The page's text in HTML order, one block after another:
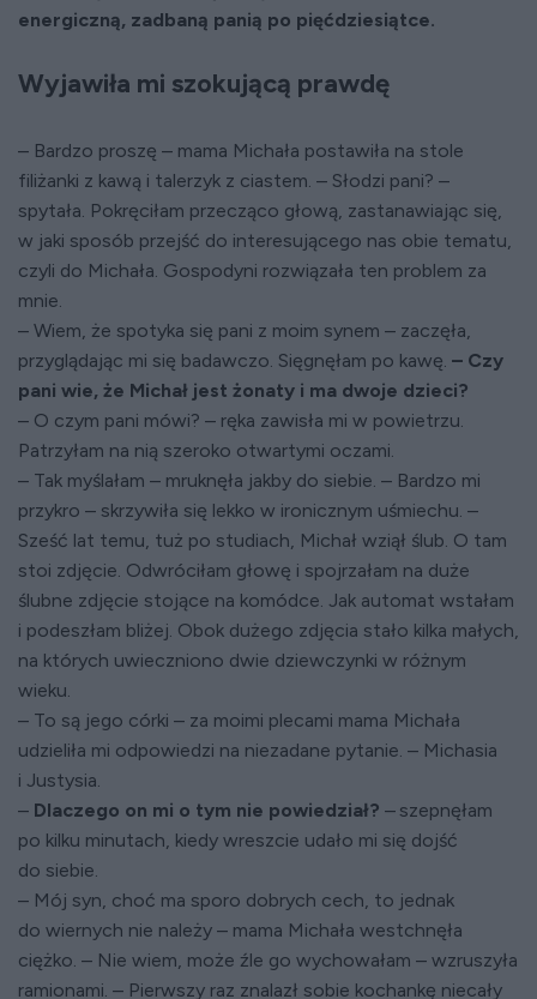
energiczną, zadbaną panią po pięćdziesiątce.
Wyjawiła mi szokującą prawdę
– Bardzo proszę – mama Michała postawiła na stole
filiżanki z kawą i talerzyk z ciastem. – Słodzi pani? –
spytała. Pokręciłam przecząco głową, zastanawiając się,
w jaki sposób przejść do interesującego nas obie tematu,
czyli do Michała. Gospodyni rozwiązała ten problem za
mnie.
– Wiem, że spotyka się pani z moim synem – zaczęła,
przyglądając mi się badawczo. Sięgnęłam po kawę. – Czy
pani wie, że Michał jest żonaty i ma dwoje dzieci?
– O czym pani mówi? – ręka zawisła mi w powietrzu.
Patrzyłam na nią szeroko otwartymi oczami.
– Tak myślałam – mruknęła jakby do siebie. – Bardzo mi
przykro – skrzywiła się lekko w ironicznym uśmiechu. –
Sześć lat temu, tuż po studiach, Michał wziął ślub. O tam
stoi zdjęcie. Odwróciłam głowę i spojrzałam na duże
ślubne zdjęcie stojące na komódce. Jak automat wstałam
i podeszłam bliżej. Obok dużego zdjęcia stało kilka małych,
na których uwieczniono dwie dziewczynki w różnym
wieku.
– To są jego córki – za moimi plecami mama Michała
udzieliła mi odpowiedzi na niezadane pytanie. – Michasia
i Justysia.
– Dlaczego on mi o tym nie powiedział? – szepnęłam
po kilku minutach, kiedy wreszcie udało mi się dojść
do siebie.
– Mój syn, choć ma sporo dobrych cech, to jednak
do wiernych nie należy – mama Michała westchnęła
ciężko. – Nie wiem, może źle go wychowałam – wzruszyła
ramionami. – Pierwszy raz znalazł sobie kochankę niecały